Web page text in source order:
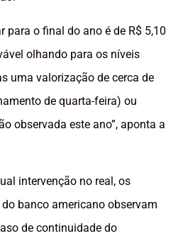
para o final do ano é de R$ 5,10
olhando para os níveis
uma valorização de cerca de
de quarta-feira) ou
observada este ano”, aponta a
intervenção no real, os
banco americano observam
de continuidade do